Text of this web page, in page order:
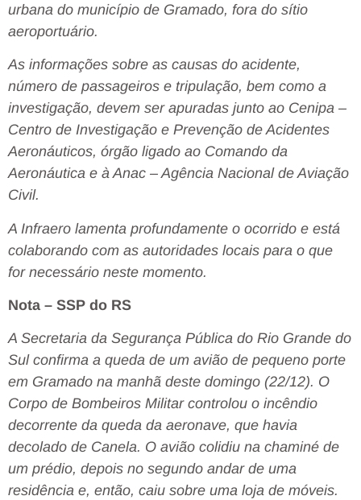
urbana do município de Gramado, fora do sítio
aeroportuário.
As informações sobre as causas do acidente,
número de passageiros e tripulação, bem como a
investigação, devem ser apuradas junto ao Cenipa –
Centro de Investigação e Prevenção de Acidentes
Aeronáuticos, órgão ligado ao Comando da
Aeronáutica e à Anac – Agência Nacional de Aviação
Civil.
A Infraero lamenta profundamente o ocorrido e está
colaborando com as autoridades locais para o que
for necessário neste momento.
Nota – SSP do RS
A Secretaria da Segurança Pública do Rio Grande do
Sul confirma a queda de um avião de pequeno porte
em Gramado na manhã deste domingo (22/12). O
Corpo de Bombeiros Militar controlou o incêndio
decorrente da queda da aeronave, que havia
decolado de Canela. O avião colidiu na chaminé de
um prédio, depois no segundo andar de uma
residência e, então, caiu sobre uma loja de móveis.